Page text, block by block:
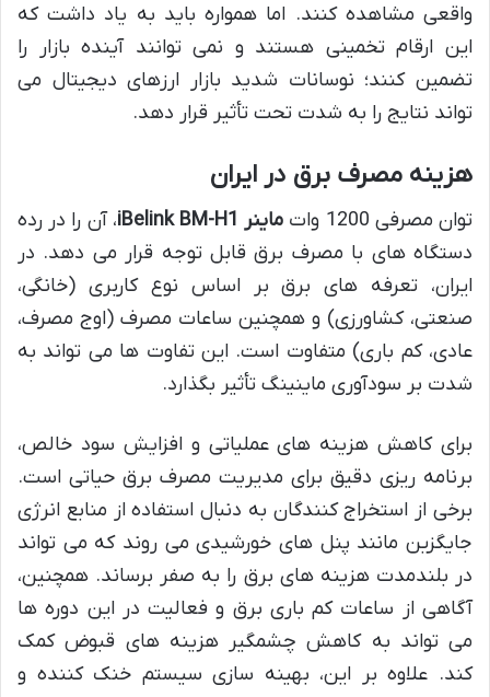
واقعی مشاهده کنند. اما همواره باید به یاد داشت که
این ارقام تخمینی هستند و نمی توانند آینده بازار را
تضمین کنند؛ نوسانات شدید بازار ارزهای دیجیتال می
تواند نتایج را به شدت تحت تأثیر قرار دهد.
هزینه مصرف برق در ایران
توان مصرفی 1200 وات ماینر iBelink BM-H1
، آن را در رده
دستگاه های با مصرف برق قابل توجه قرار می دهد. در
ایران، تعرفه های برق بر اساس نوع کاربری (خانگی،
صنعتی، کشاورزی) و همچنین ساعات مصرف (اوج مصرف،
عادی، کم باری) متفاوت است. این تفاوت ها می تواند به
شدت بر سودآوری ماینینگ تأثیر بگذارد.
برای کاهش هزینه های عملیاتی و افزایش سود خالص،
برنامه ریزی دقیق برای مدیریت مصرف برق حیاتی است.
برخی از استخراج کنندگان به دنبال استفاده از منابع انرژی
جایگزین مانند پنل های خورشیدی می روند که می تواند
در بلندمدت هزینه های برق را به صفر برساند. همچنین،
آگاهی از ساعات کم باری برق و فعالیت در این دوره ها
می تواند به کاهش چشمگیر هزینه های قبوض کمک
کند. علاوه بر این، بهینه سازی سیستم خنک کننده و